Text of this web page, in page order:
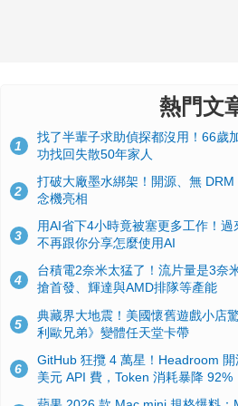
熱門文
1
找了半輩子求助偵探都沒用！66歲
功找回失散50年家人
2
打破大廠墨水綁架！開源、無
念機亮相
3
用AI省下4小時竟被塞更多工作！
不再跟你分享怎麼使用AI
4
台積電2奈米太猛了！流片量是3奈
搶首發、輝達與AMD排隊等產能
5
典藏界大地震！美國懷舊遊戲小店
利歐兄弟》變體任天堂卡帶
6
GitHub 狂攬 4 萬星！Headroom
美元 API 費，Token 消耗暴降 92%